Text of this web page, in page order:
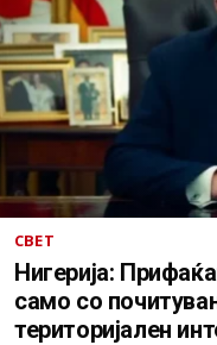
СВЕТ
Нигерија:
само со
територијален